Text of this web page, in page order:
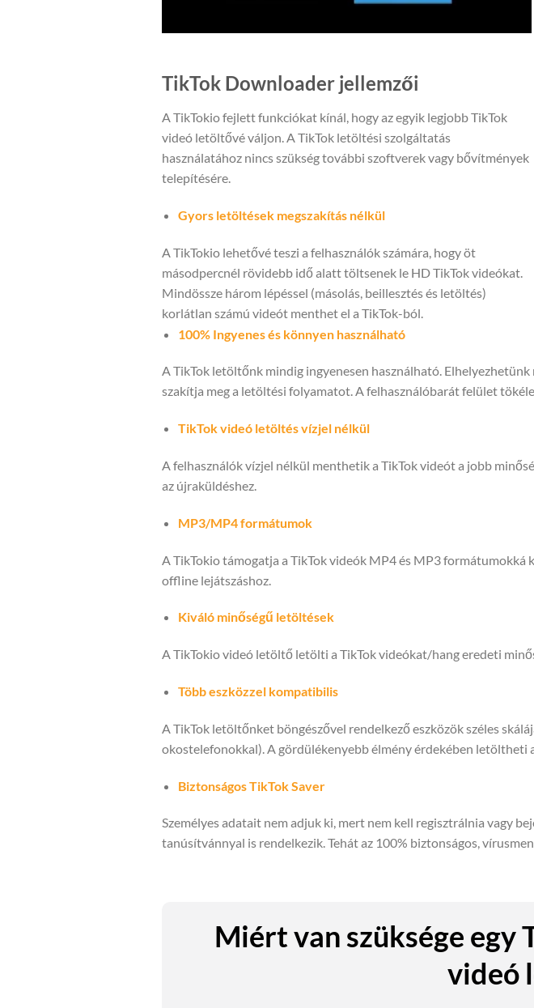
TikTok Downloader jellemzői
A TikTokio fejlett funkciókat kínál, hogy az egyik legjobb TikTok
videó letöltővé váljon. A TikTok letöltési szolgáltatás
használatához nincs szükség további szoftverek vagy bővítmények
telepítésére.
Gyors letöltések megszakítás nélkül
A TikTokio lehetővé teszi a felhasználók számára, hogy öt
másodpercnél rövidebb idő alatt töltsenek le HD TikTok videókat.
Mindössze három lépéssel (másolás, beillesztés és letöltés)
korlátlan számú videót menthet el a TikTok-ból.
100% Ingyenes és könnyen használható
A TikTok letöltőnk mindig ingyenesen használható.
szakítja meg a letöltési folyamatot. A felhasználóbarát felület
TikTok videó letöltés vízjel nélkül
A felhasználók vízjel nélkül menthetik a TikTok videót a jobb
az újraküldéshez.
MP3/MP4 formátumok
A TikTokio támogatja a TikTok videók MP4 és MP3
offline lejátszáshoz.
Kiváló minőségű letöltések
A TikTokio videó letöltő letölti a TikTok videókat/hang eredeti
Több eszközzel kompatibilis
A TikTok letöltőnket böngészővel rendelkező eszközök széles
okostelefonokkal). A gördülékenyebb élmény érdekében letöltheti
Biztonságos TikTok Saver
Személyes adatait nem adjuk ki, mert nem kell regisztrálnia vagy
tanúsítvánnyal is rendelkezik. Tehát az 100% biztonságos,
Miért van szüksége egy
videó